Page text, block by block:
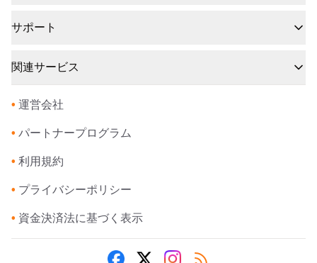
サポート
関連サービス
• 運営会社
• パートナープログラム
• 利用規約
• プライバシーポリシー
• 資金決済法に基づく表示